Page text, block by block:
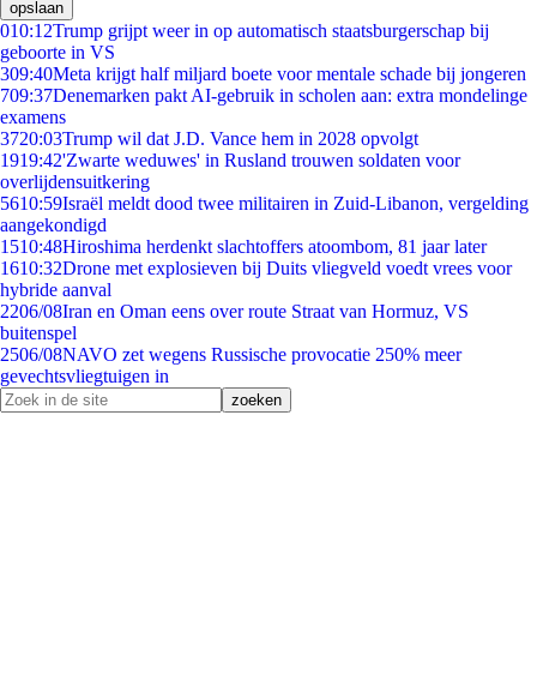
opslaan
010:12Trump grijpt weer in op automatisch staatsburgerschap bij
geboorte in VS
309:40Meta krijgt half miljard boete voor mentale schade bij jongeren
709:37Denemarken pakt AI-gebruik in scholen aan: extra mondelinge
examens
3720:03Trump wil dat J.D. Vance hem in 2028 opvolgt
1919:42'Zwarte weduwes' in Rusland trouwen soldaten voor
overlijdensuitkering
5610:59Israël meldt dood twee militairen in Zuid-Libanon, vergelding
aangekondigd
1510:48Hiroshima herdenkt slachtoffers atoombom, 81 jaar later
1610:32Drone met explosieven bij Duits vliegveld voedt vrees voor
hybride aanval
2206/08Iran en Oman eens over route Straat van Hormuz, VS
buitenspel
2506/08NAVO zet wegens Russische provocatie 250% meer
gevechtsvliegtuigen in